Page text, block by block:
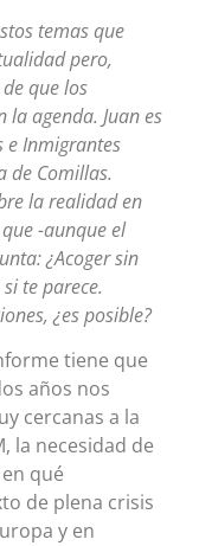
temas que
pero,
que los
la agenda. Juan es
e Inmigrantes
de Comillas.
la realidad en
-aunque el
¿Acoger sin
te parece.
¿es posible?
tiene que
años nos
cercanas a la
la necesidad de
qué
de plena crisis
y en